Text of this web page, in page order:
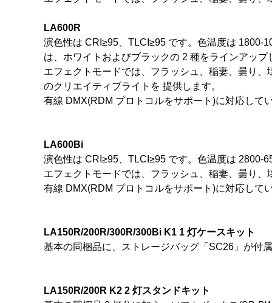
LA600R
演色性は CRI≥95、TLCI≥95 です。色温度は 1800-
は、ホワイトおよびブラックの 2 種をラインアップ
エフェクトモードでは、フラッシュ、稲妻、曇り
のクリエイティブライトを 提供します。
有線 DMX(RDM プロトコルをサポート)に対応して
LA600Bi
演色性は CRI≥95、TLCI≥95 です。色温度は 2800-
エフェクトモードでは、フラッシュ、稲妻、曇り
有線 DMX(RDM プロトコルをサポート)に対応して
LA150R/200R/300R/300Bi K1 1 灯ケースキット
基本の同梱品に、ストレージバッグ「SC26」が付
LA150R/200R K2 2 灯スタンドキット